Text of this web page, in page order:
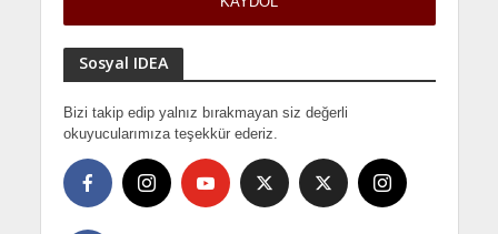
Sosyal IDEA
Bizi takip edip yalnız bırakmayan siz değerli
okuyucularımıza teşekkür ederiz.